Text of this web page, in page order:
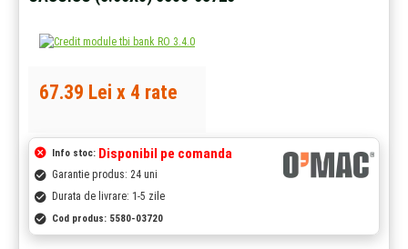
Info stoc: Disponibil pe comanda
Garantie produs: 24 uni
Durata de livrare: 1-5 zile
Cod produs: 5580-03720
67.39 Lei x 4 rate